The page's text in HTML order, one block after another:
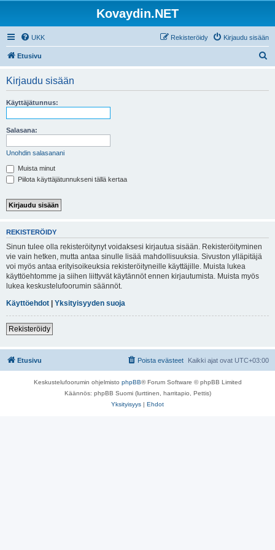
Kovaydin.NET
UKK Kirjaudu sisään
Rekisteröidy
Etusivu
Kirjaudu sisään
Käyttäjätunnus:
Salasana:
Unohdin salasanani
Muista minut
Piilota käyttäjätunnukseni tällä kertaa
REKISTERÖIDY
Sinun tulee olla rekisteröitynyt voidaksesi kirjautua sisään. Rekisteröityminen
vie vain hetken, mutta antaa sinulle lisää mahdollisuuksia. Sivuston ylläpitäjä
voi myös antaa erityisoikeuksia rekisteröityneille käyttäjille. Muista lukea
käyttöehtomme ja siihen liittyvät käytännöt ennen kirjautumista. Muista myös
lukea keskustelufoorumin säännöt.
Käyttöehdot | Yksityisyyden suoja
Rekisteröidy
Etusivu Kaikki ajat ovat UTC+03:00
Poista evästeet
Keskustelufoorumin ohjelmisto phpBB® Forum Software © phpBB Limited
Käännös: phpBB Suomi (lurttinen, harritapio, Pettis)
Yksityisyys | Ehdot